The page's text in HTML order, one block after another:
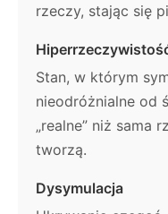
rzeczy, stając się
Stan, w którym
nieodróżnialne od
„realne” niż sama
tworzą.
Dysymulacja